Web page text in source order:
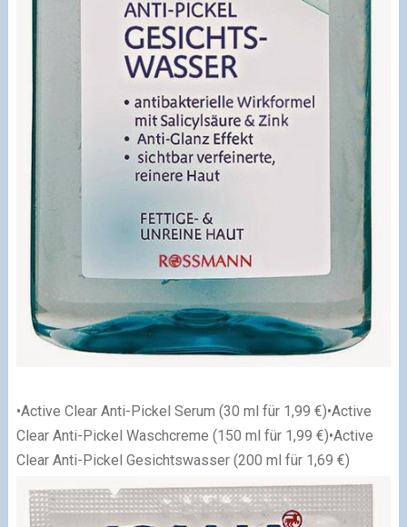
•Active Clear Anti-Pickel Serum (30 ml für 1,99 €)•Active
Clear Anti-Pickel Waschcreme (150 ml für 1,99 €)•Active
Clear Anti-Pickel Gesichtswasser (200 ml für 1,69 €)